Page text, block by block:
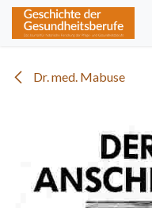
Zum Inhalt springen
Dr. med. Mabuse